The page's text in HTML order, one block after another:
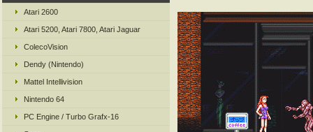
Atari 2600
Atari 5200, Atari 7800, Atari Jaguar
ColecoVision
Dendy (Nintendo)
Mattel Intellivision
Nintendo 64
PC Engine / Turbo Grafx-16